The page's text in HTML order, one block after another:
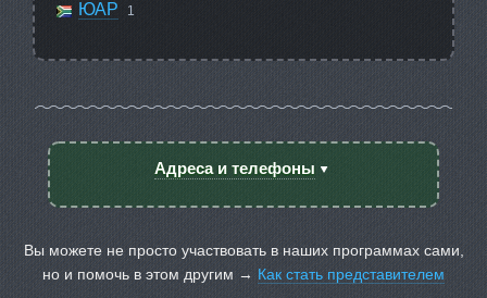
ЮАР 1
Адреса и телефоны
Вы можете не просто участвовать в наших программах сами,
но и помочь в этом другим →Как стать представителем